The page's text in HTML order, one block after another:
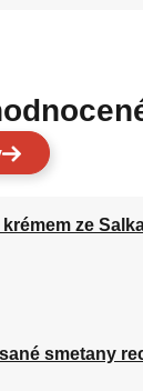
ze
smetany